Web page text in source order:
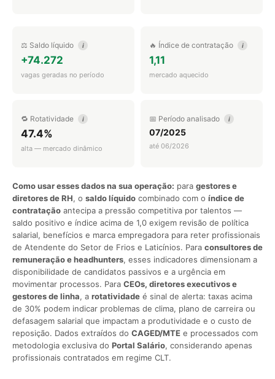
⚖️ Saldo líquido i
+74.272
vagas geradas no período
🔥 Índice de contratação i
1,11
mercado aquecido
🔁 Rotatividade i
47.4%
alta — mercado dinâmico
📅 Período analisado i
07/2025
até 06/2026
Como usar esses dados na sua operação: para gestores e
diretores de RH, o saldo líquido combinado com o índice de
contratação antecipa a pressão competitiva por talentos —
saldo positivo e índice acima de 1,0 exigem revisão de política
salarial, benefícios e marca empregadora para reter profissionais
de Atendente do Setor de Frios e Laticínios. Para consultores de
remuneração e headhunters, esses indicadores dimensionam a
disponibilidade de candidatos passivos e a urgência em
movimentar processos. Para CEOs, diretores executivos e
gestores de linha, a rotatividade é sinal de alerta: taxas acima
de 30% podem indicar problemas de clima, plano de carreira ou
defasagem salarial que impactam a produtividade e o custo de
reposição. Dados extraídos do CAGED/MTE e processados com
metodologia exclusiva do Portal Salário, considerando apenas
profissionais contratados em regime CLT.